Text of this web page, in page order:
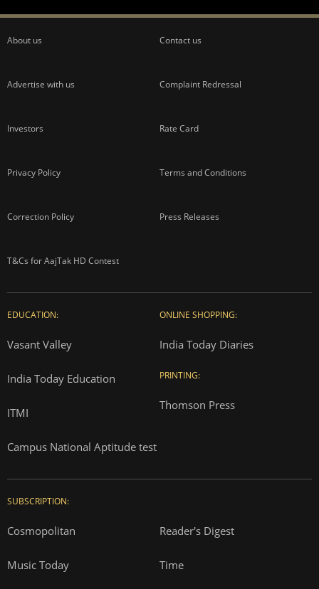
About us Contact us
Advertise with us Complaint Redressal
Investors Rate Card
Privacy Policy Terms and Conditions
Correction Policy Press Releases
T&Cs for AajTak HD Contest
EDUCATION:
Vasant Valley
India Today Education
ITMI
Campus National Aptitude test
ONLINE SHOPPING:
India Today Diaries
PRINTING:
Thomson Press
SUBSCRIPTION:
Cosmopolitan Reader's Digest
Music Today Time